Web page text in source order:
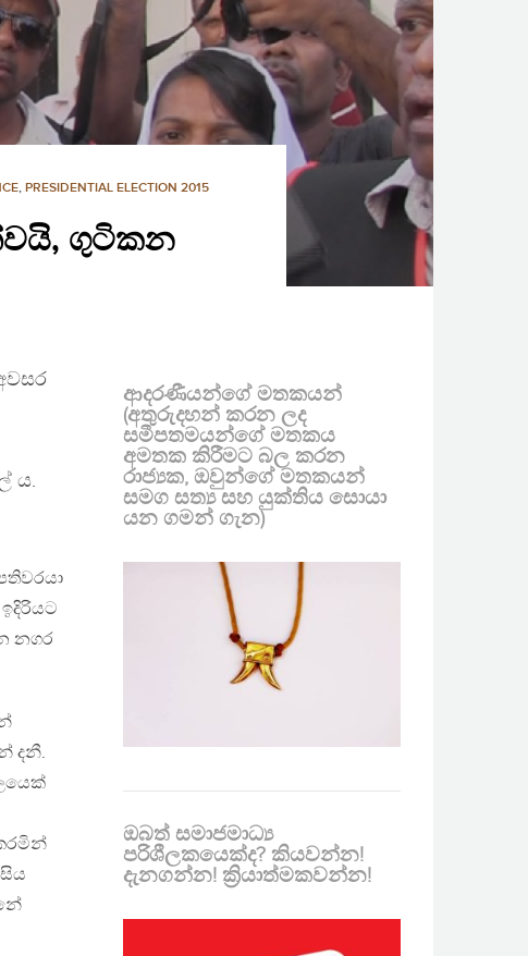
, PRESIDENTIAL ELECTION 2015
ගුටිකන
ය.
නගර
දනී.
ආදරණීයන්ගේ මතකයන්
(අතුරුදහන් කරන ලද
සමීපතමයන්ගේ මතකය
අමතක කිරීමට බල කරන
රාජ්‍යක, ඔවුන්ගේ මතකයන්
සමග සත්‍ය සහ යුක්තිය සොයා
යන ගමන් ගැන)
ඔබත් සමාජමාධ්‍ය
පරිශීලකයෙක්ද? කියවන්න!
දැනගන්න! ක්‍රියාත්මකවන්න!